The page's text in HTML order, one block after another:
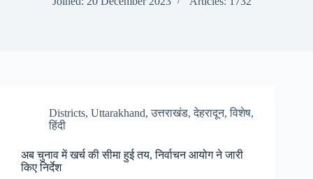
Districts, Uttarakhand,उत्तराखंड,देहरादून,विशेष,
हिंदी
अब चुनाव में खर्च की सीमा हुई तय, निर्वाचन आयोग ने जारी
किए निर्देश